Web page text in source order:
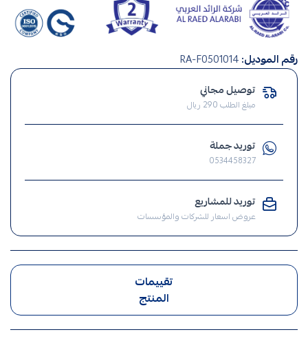
سعودي
,
صيانة
انارة
الإنارة
رقم الموديل:RA-F0501014
توصيل مجاني
مبلغ الطلب 290 ريال
توريد جملة
0534458327
توريد للمشاريع
عروض اسعار للشركات والمؤسسات
تقييمات
المنتج